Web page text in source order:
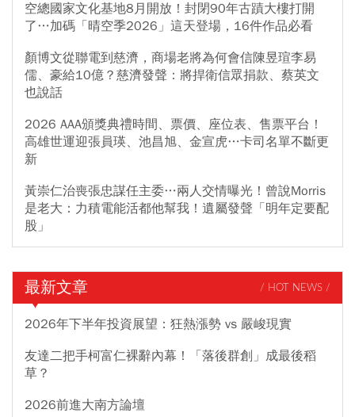
空總國家文化基地8月開放！封閉90年古蹟大樓打開
了…加碼「晴空季2026」這天登場，16件作品必看
顏博文從聯電到慈濟，商場老將為何會信陳昱瑄李易
儒、豪給10億？慈濟發聲：將捍衛信眾捐款、蔡英文
也說話
2026 AAA頒獎典禮時間、票價、座位表、售票平台！
高雄世運迎張員瑛、池昌旭、金宣虎…卡司名單不斷更
新
黃崇仁治喪張忠謀任主委…兩人交情曝光！曾說Morris
是老大：力積電能活都他幫我！遺屬發聲「明年定要配
股」
最新文章 / HOT NEWS /
2026年下半年投資展望：狂熱漲勢 vs 嚴峻現實
友達二把手柯富仁裸辭內幕！「落後群創」成最後稻
草？
2026前進大南方論壇